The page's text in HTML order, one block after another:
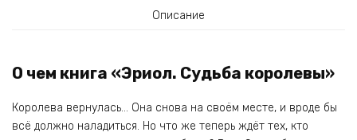
Описание
О чем книга «Эриол. Судьба королевы»
Королева вернулась… Она снова на своём месте, и вроде бы
всё должно наладиться. Но что же теперь ждёт тех, кто